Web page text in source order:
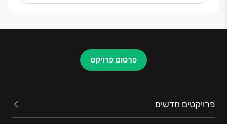
פרסום פרויקט
פרויקטים חדשים